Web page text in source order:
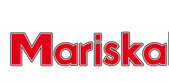
contenido